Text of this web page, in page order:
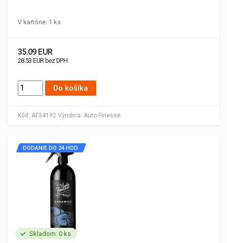
Kód: AF34192 Výrobca: Auto Finesse
V kartóne: 1 ks
35.09 EUR
28.53 EUR bez DPH
Do košíka
Skladom: 0 ks
DODANIE DO 24 HOD.